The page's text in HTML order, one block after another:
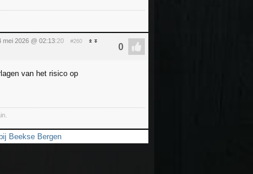
mei 2026 @ 02:13:20 #260
van het risico op
Beekse Bergen